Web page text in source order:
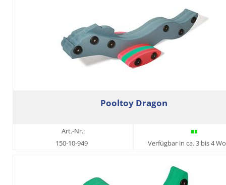
Pooltoy Dragon
Art.-Nr.:
150-10-949
Verfügbar in ca. 3 bis 4